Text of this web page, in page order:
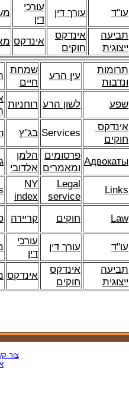
עורכי
דין
עורך דין עו"ד
אינדקס
אינדקס
חוקים
תביעה
ייצוגית
שמחת
חיים
עין הרע
תרומות
ונדבות
רוחניות לשון הרע שפע
בג"ץ Services
חוקים
הלמן
אלדובי
פרסומים
ומאמרים
Адвокаты
NY
index
Legal
service
Links
קריירה חוקים Law
עורכי
דין
עורך דין
עו"ד
אינדקס
אינדקס
חוקים
תביעה
ייצוגית
צור